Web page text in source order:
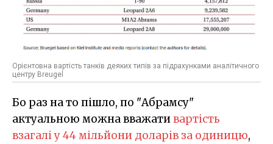
Орієнтовна вартість танків деяких типів за підрахунками аналітичного
центру Breugel
Бо раз на то пішло, по "Абрамсу"
актуальною можна вважативартість
взагалі у 44 мільйони доларів за одиницю,